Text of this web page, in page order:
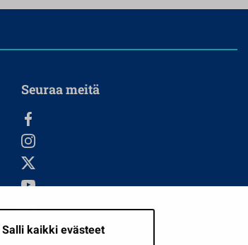
Salli kaikki evästeet
Seuraa meitä